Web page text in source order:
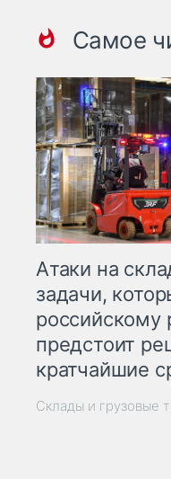
Самое
Атаки на
задачи,
российскому
предстоит
кратчайшие
Склады и грузовые